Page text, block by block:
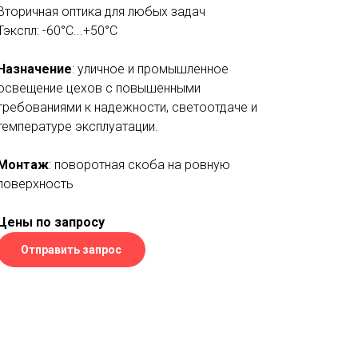
оптика для любых задач
-60°C...+50°С
: уличное и промышленное
цехов с повышенными
к надежности, светоотдаче и
эксплуатации.
: поворотная скоба на ровную
по запросу
Отправить запрос